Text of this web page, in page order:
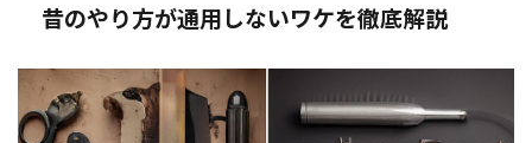
昔のやり方が通用しないワケを徹底解説